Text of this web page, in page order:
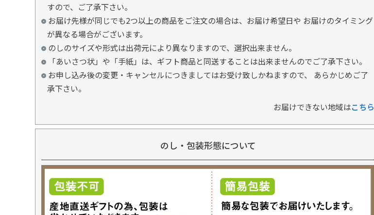
すので、ご了承下さい。
お届け先様が同じでも2つ以上の商品をご注文の場合は、お届け希望日や お届けのタイミング
が異なる場合がございます。
のしのサイズや形式は出荷元により異なりますので、選択出来ません。
「あいさつ状」や「手紙」は、ギフト商品と同送することは出来ませんのでご了承下さい。
お申し込み後の変更・キャンセルにつきましてはお受け致しかねますので、 あらかじめご了
承下さい。
お届けできない地域はこちら
のし・包装形態について